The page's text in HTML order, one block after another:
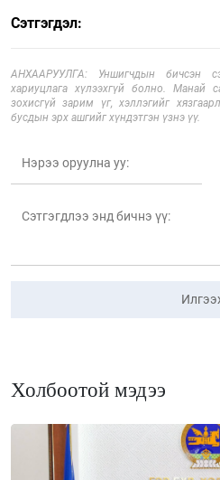
Сэтгэгдэл:
АНХААРУУЛГА: Уншигчдын бичсэн
хариуцлага хүлээхгүй болно.
зохисгүй зарим үг, хэллэгийг
бусдын эрх ашгийг хүндэтгэн үзнэ үү.
Холбоотой мэдээ